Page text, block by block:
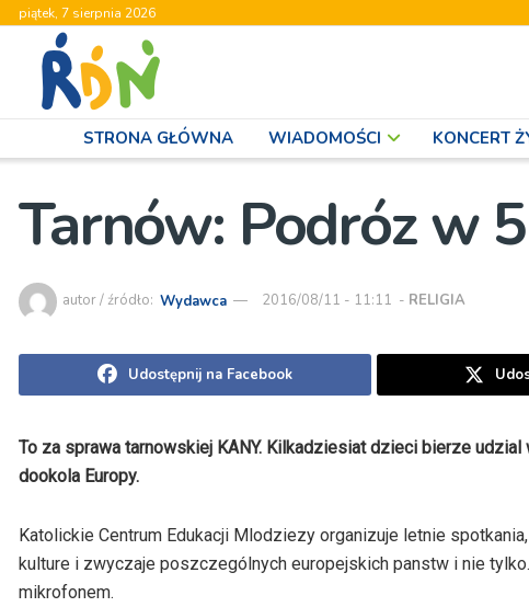
piątek, 7 sierpnia 2026
STRONA GŁÓWNA WIADOMOŚCI KONCERT
Tarnów: Podróz w
autor / źródło: Wydawca 2016/08/11 - 11:11 - RELIGIA
Udostępnij na Facebook
To za sprawa tarnowskiej KANY. Kilkadziesiat dzieci bierze
dookola Europy.
Katolickie Centrum Edukacji Mlodziezy organizuje letnie
kulture i zwyczaje poszczególnych europejskich panstw i nie
mikrofonem.